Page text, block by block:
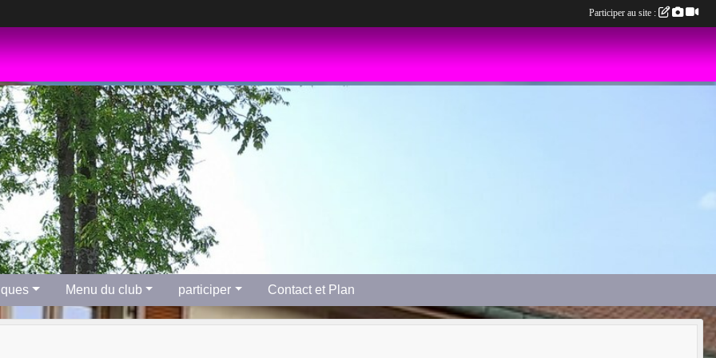
Menu du club participer Contact et Plan
Participer au site :